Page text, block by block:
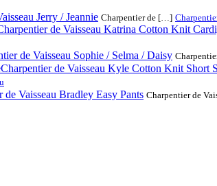
Jerry / Jeannie Charpentier de […]
de Vaisseau Katrina Cotton Knit
de Vaisseau Sophie / Selma / Daisy
Charpentier de Vaisseau Kyle Cotton Knit Short
de Vaisseau Bradley Easy Pants Charpentier de